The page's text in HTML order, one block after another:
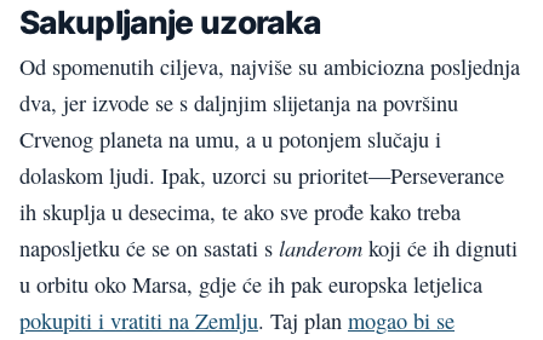
Sakupljanje uzoraka
Od spomenutih ciljeva, najviše su ambiciozna posljednja
dva, jer izvode se s daljnjim slijetanja na površinu
Crvenog planeta na umu, a u potonjem slučaju i
dolaskom ljudi. Ipak, uzorci su prioritet—Perseverance
ih skuplja u desecima, te ako sve prođe kako treba
naposljetku će se on sastati s landerom koji će ih dignuti
u orbitu oko Marsa, gdje će ih pak europska letjelica
pokupiti i vratiti na Zemlju. Taj plan mogao bi se